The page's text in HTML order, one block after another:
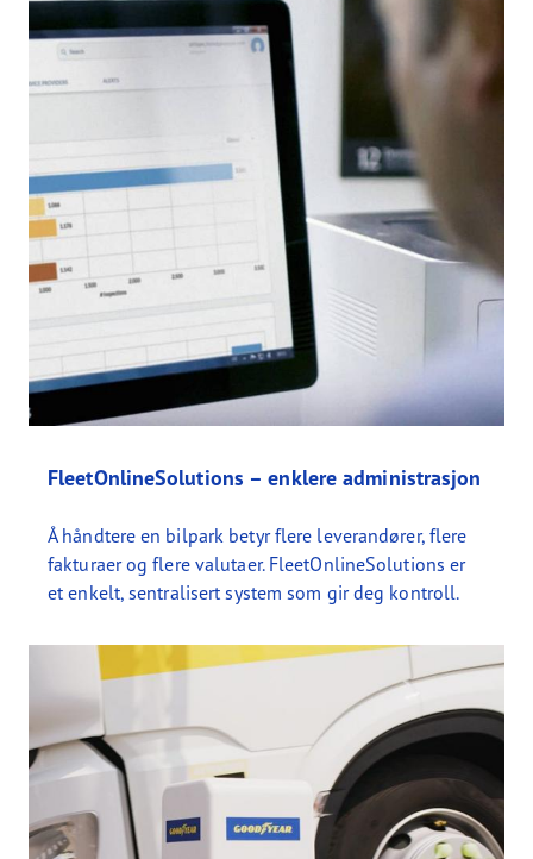
FleetOnlineSolutions – enklere administrasjon
Å håndtere en bilpark betyr flere leverandører, flere
fakturaer og flere valutaer. FleetOnlineSolutions er
et enkelt, sentralisert system som gir deg kontroll.